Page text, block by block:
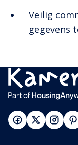
Veilig
gegevens